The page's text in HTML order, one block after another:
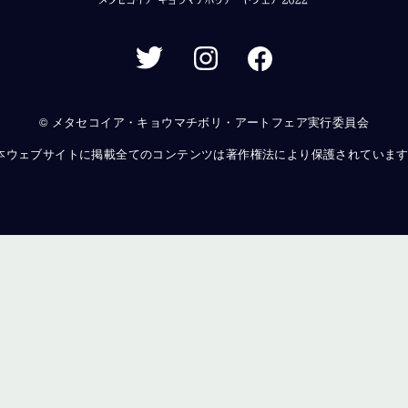
© メタセコイア・キョウマチボリ・アートフェア実行委員会
ウェブサイトに掲載全てのコンテンツは著作権法により保護されていま